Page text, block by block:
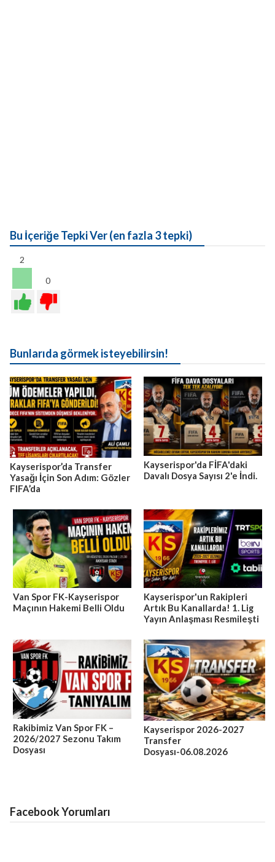
Bu İçeriğe Tepki Ver (en fazla 3 tepki)
2
0
Bunlarıda görmek isteyebilirsin!
Kayserispor’da Transfer
Yasağı İçin Son Adım: Gözler
FIFA’da
Kayserispor'da FİFA'daki
Davalı Dosya Sayısı 2'e İndi.
Van Spor FK-Kayserispor
Maçının Hakemi Belli Oldu
Kayserispor'un Rakipleri
Artık Bu Kanallarda! 1. Lig
Yayın Anlaşması Resmileşti
Rakibimiz Van Spor FK –
2026/2027 Sezonu Takım
Dosyası
Kayserispor 2026-2027
Transfer
Dosyası-06.08.2026
Facebook Yorumları